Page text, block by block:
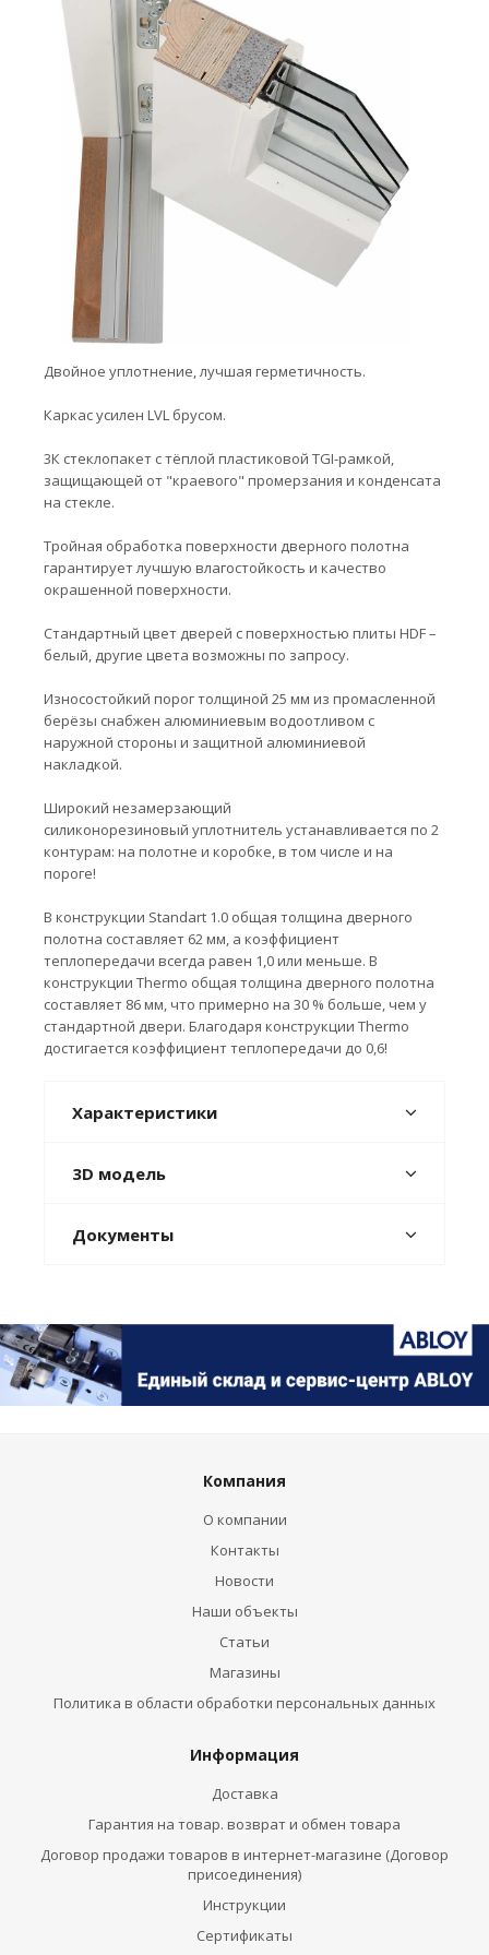
Двойное уплотнение, лучшая герметичность.
Каркас усилен LVL брусом.
3К стеклопакет с тёплой пластиковой TGI-рамкой,
защищающей от "краевого" промерзания и конденсата
на стекле.
Тройная обработка поверхности дверного полотна
гарантирует лучшую влагостойкость и качество
окрашенной поверхности.
Стандартный цвет дверей с поверхностью плиты HDF –
белый, другие цвета возможны по запросу.
Износостойкий порог толщиной 25 мм из промасленной
берёзы снабжен алюминиевым водоотливом с
наружной стороны и защитной алюминиевой
накладкой.
Широкий незамерзающий
силиконорезиновый уплотнитель устанавливается по 2
контурам: на полотне и коробке, в том числе и на
пороге!
В конструкции Standart 1.0 общая толщина дверного
полотна составляет 62 мм, а коэффициент
теплопередачи всегда равен 1,0 или меньше. В
конструкции Thermo общая толщина дверного полотна
составляет 86 мм, что примерно на 30 % больше, чем у
стандартной двери. Благодаря конструкции Thermo
достигается коэффициент теплопередачи до 0,6!
Характеристики
3D модель
Документы
Компания
О компании
Контакты
Новости
Наши объекты
Статьи
Магазины
Политика в области обработки персональных данных
Информация
Доставка
Гарантия на товар. возврат и обмен товара
Договор продажи товаров в интернет-магазине (Договор
присоединения)
Инструкции
Сертификаты